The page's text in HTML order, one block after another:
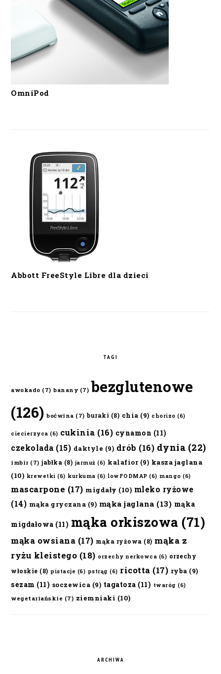
OmniPod
Abbott FreeStyle Libre dla dzieci
TAGI
awokado (7) banany (7) bezglutenowe
(126) boćwina (7) buraki (8) chia (9) chorizo (6)
ciecierzyca (6) cukinia (16) cynamon (11)
czekolada (15) daktyle (9) drób (16) dynia (22)
imbir (7) jabłka (8) jarmuż (6) kalafior(9) kasza jaglana
(10) krewetki (6) kurkuma (6) lowFODMAP (6) mango (6)
mascarpone (17) migdały (10) mleko ryżowe
(14) mąka gryczana (9) mąka jaglana (13) mąka
migdałowa (11) mąka orkiszowa (71)
mąka owsiana (17) mąka ryżowa (8) mąka z
ryżu kleistego (18) orzechy nerkowca (6) orzechy
włoskie (8) pistacje (6) pstrąg (6) ricotta (17) ryba (9)
sezam (11) soczewica (9) tagatoza (11) twaróg (6)
wegetariańskie (7) ziemniaki (10)
ARCHIWA